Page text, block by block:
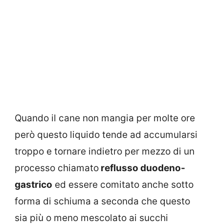
Quando il cane non mangia per molte ore
però questo liquido tende ad accumularsi
troppo e tornare indietro per mezzo di un
processo chiamato reflusso duodeno-
gastrico ed essere comitato anche sotto
forma di schiuma a seconda che questo
sia più o meno mescolato ai succhi